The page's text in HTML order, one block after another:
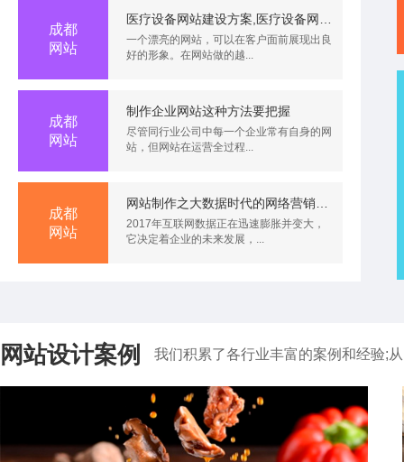
成都
网站
一个漂亮的网站，可以在客户面前展现出良
好的形象。在网站做的越...
成都
网站
制作企业网站这种方法要把握
尽管同行业公司中每一个企业常有自身的网
站，但网站在运营全过程...
成都
网站
2017年互联网数据正在迅速膨胀并变大，
它决定着企业的未来发展，...
网站设计案例 我们积累了各行业丰富的案例和经验;